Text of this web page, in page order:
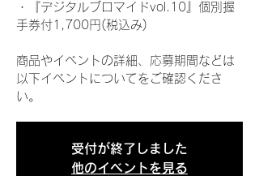
・『デジタルブロマイドvol.10』個別握
手券付1,700円(税込み)
商品やイベントの詳細、応募期間などは
以下イベントについてをご確認くださ
い。
受付が終了しました
他のイベントを見る